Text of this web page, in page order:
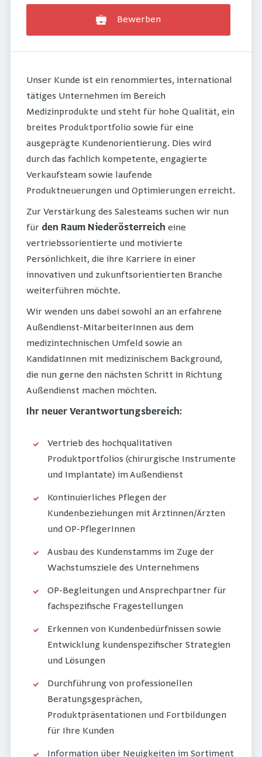
Bewerben
Unser Kunde ist ein renommiertes, international
tätiges Unternehmen im Bereich
Medizinprodukte und steht für hohe Qualität, ein
breites Produktportfolio sowie für eine
ausgeprägte Kundenorientierung. Dies wird
durch das fachlich kompetente, engagierte
Verkaufsteam sowie laufende
Produktneuerungen und Optimierungen erreicht.
Zur Verstärkung des Salesteams suchen wir nun
für den Raum Niederösterreich eine
vertriebssorientierte und motivierte
Persönlichkeit, die ihre Karriere in einer
innovativen und zukunftsorientierten Branche
weiterführen möchte.
Wir wenden uns dabei sowohl an an erfahrene
Außendienst-MitarbeiterInnen aus dem
medizintechnischen Umfeld sowie an
KandidatInnen mit medizinischem Background,
die nun gerne den nächsten Schritt in Richtung
Außendienst machen möchten.
Ihr neuer Verantwortungsbereich:
Vertrieb des hochqualitativen
Produktportfolios (chirurgische Instrumente
und Implantate) im Außendienst
Kontinuierliches Pflegen der
Kundenbeziehungen mit Ärztinnen/Ärzten
und OP-PflegerInnen
Ausbau des Kundenstamms im Zuge der
Wachstumsziele des Unternehmens
OP-Begleitungen und Ansprechpartner für
fachspezifische Fragestellungen
Erkennen von Kundenbedürfnissen sowie
Entwicklung kundenspezifischer Strategien
und Lösungen
Durchführung von professionellen
Beratungsgesprächen,
Produktpräsentationen und Fortbildungen
für Ihre Kunden
Information über Neuigkeiten im Sortiment